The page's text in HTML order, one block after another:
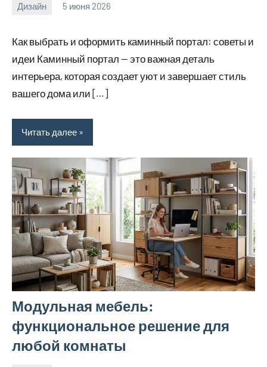
Дизайн 5 июня 2026
calvinken_co
Как выбрать и оформить каминный портал: советы и
идеи Каминный портал — это важная деталь
интерьера, которая создает уют и завершает стиль
вашего дома или […]
Читать далее
Модульная мебель:
функциональное решение для
любой комнаты